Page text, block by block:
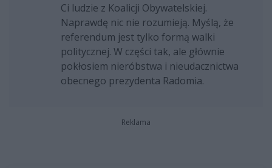
Ci ludzie z Koalicji Obywatelskiej.
Naprawdę nic nie rozumieją. Myślą, że
referendum jest tylko formą walki
politycznej. W części tak, ale głównie
pokłosiem nieróbstwa i nieudacznictwa
obecnego prezydenta Radomia.
Reklama